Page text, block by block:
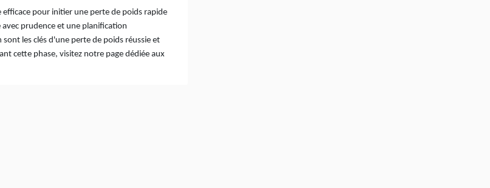
pour initier une perte de poids rapide
prudence et une planification
les clés d'une perte de poids réussie et
cette phase, visitez notre page dédiée aux